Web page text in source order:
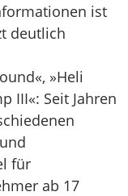
ist
deutlich
»Heli
III«: Seit Jahren
für
ab 17